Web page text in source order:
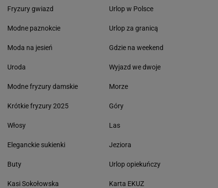
Fryzury gwiazd
Modne paznokcie
Moda na jesień
Uroda
Modne fryzury damskie
Krótkie fryzury 2025
Włosy
Eleganckie sukienki
Buty
Kasi Sokołowska
Urlop w Polsce
Urlop za granicą
Gdzie na weekend
Wyjazd we dwoje
Morze
Góry
Las
Jeziora
Urlop opiekuńczy
Karta EKUZ